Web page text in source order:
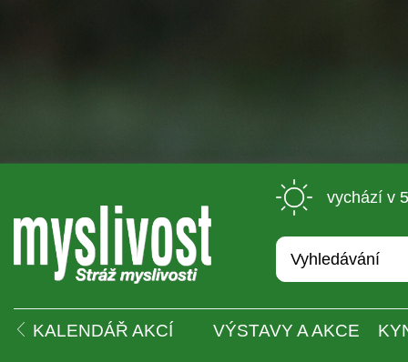
vychází v
KALENDÁŘ AKCÍ VÝSTAVY A AKCE